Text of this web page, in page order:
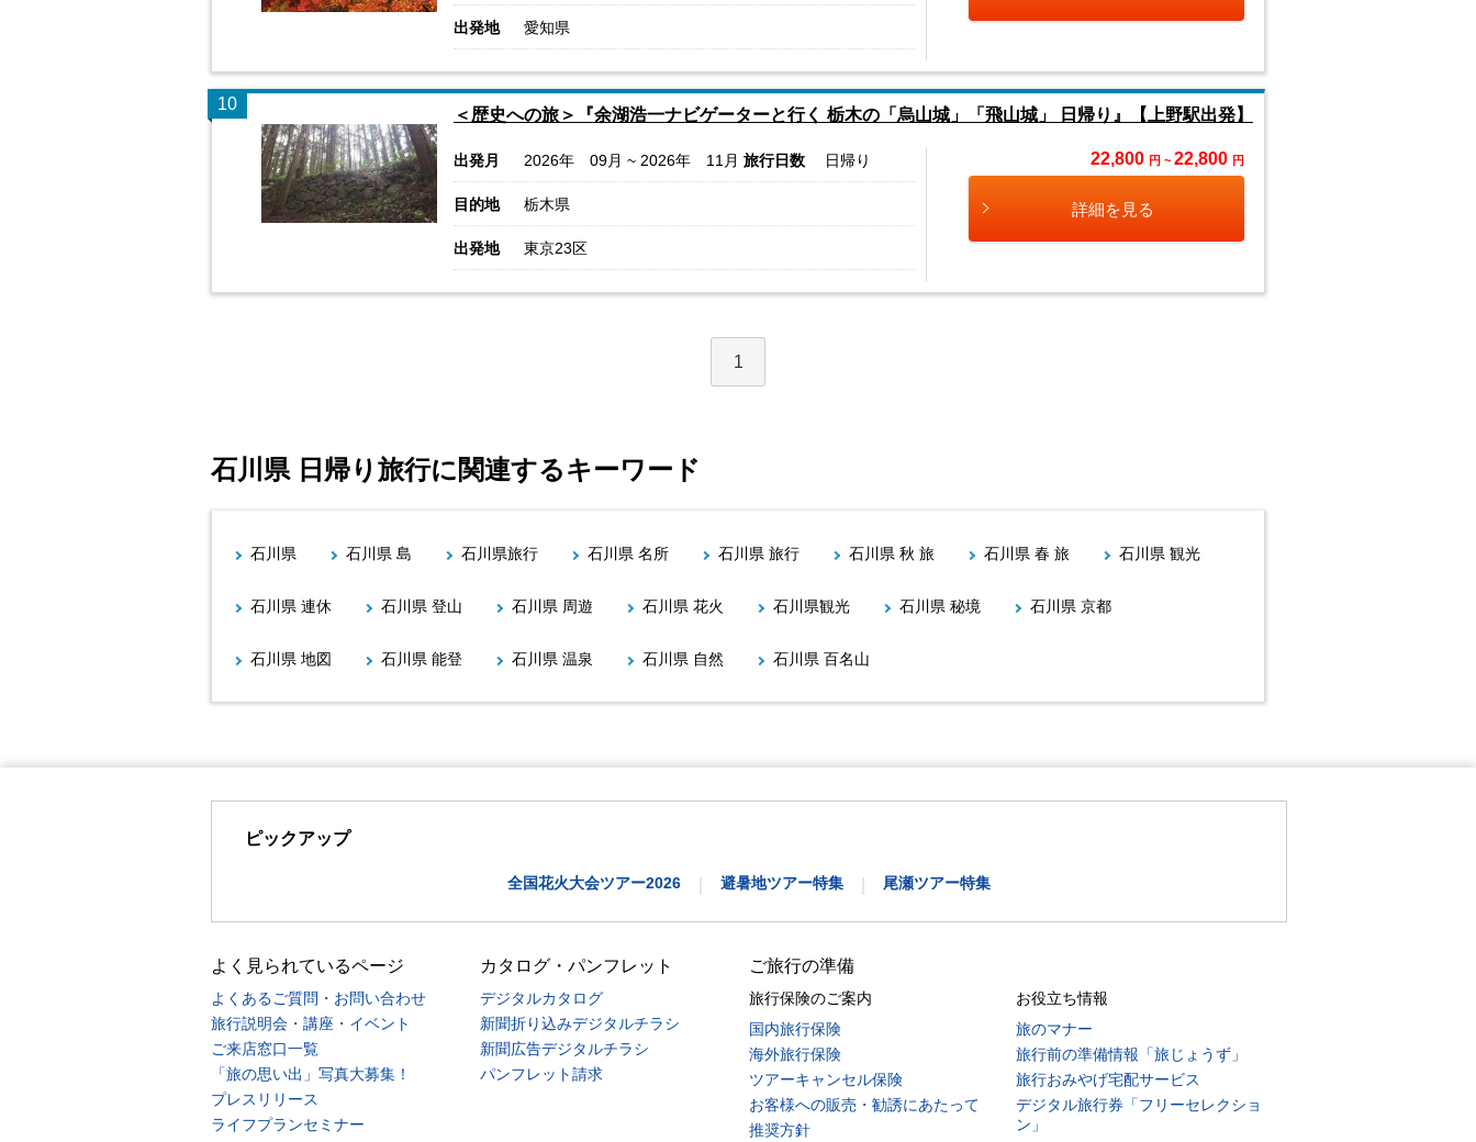
出発地 愛知県
10
＜歴史への旅＞『余湖浩一ナビゲーターと行く 栃木の「烏山城」「飛山城」 日帰り』【上野駅出発】
出発月 2026年 09月 ~ 2026年 11月 旅行日数 日帰り
目的地 栃木県
出発地 東京23区
22,800 円 ~ 22,800 円
詳細を見る
1
石川県 日帰り旅行に関連するキーワード
石川県 石川県 島 石川県旅行 石川県 名所 石川県 旅行 石川県 秋 旅 石川県 春 旅 石川県 観光
石川県 連休 石川県 登山 石川県 周遊 石川県 花火 石川県観光 石川県 秘境 石川県 京都
石川県 地図 石川県 能登 石川県 温泉 石川県 自然 石川県 百名山
ピックアップ
全国花火大会ツアー2026 避暑地ツアー特集 尾瀬ツアー特集
よく見られているページ
よくあるご質問・お問い合わせ
旅行説明会・講座・イベント
ご来店窓口一覧
「旅の思い出」写真大募集！
プレスリリース
ライフプランセミナー
カタログ・パンフレット
デジタルカタログ
新聞折り込みデジタルチラシ
新聞広告デジタルチラシ
パンフレット請求
ご旅行の準備
旅行保険のご案内
国内旅行保険
海外旅行保険
ツアーキャンセル保険
お客様への販売・勧誘にあたって
推奨方針
お役立ち情報
旅のマナー
旅行前の準備情報「旅じょうず」
旅行おみやげ宅配サービス
デジタル旅行券「フリーセレクショ
ン」